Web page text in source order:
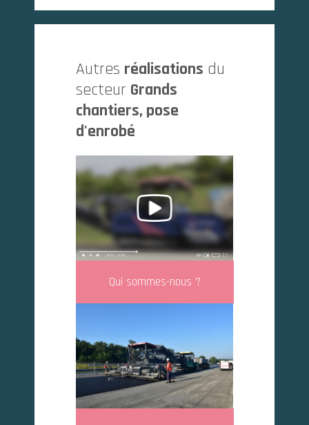
Autres réalisations du
secteur Grands
chantiers, pose
d'enrobé
Qui sommes-nous ?